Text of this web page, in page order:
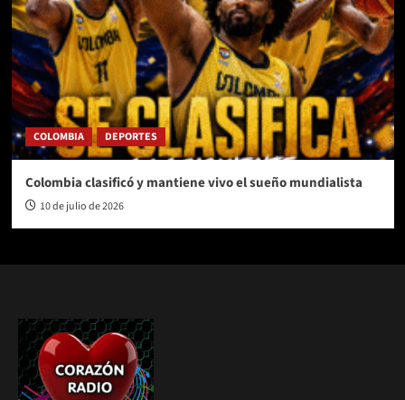
COLOMBIA DEPORTES
Colombia clasificó y mantiene vivo el sueño mundialista
10 de julio de 2026